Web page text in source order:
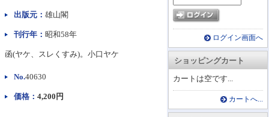
ログイン画面へ
ショッピングカート
カートは空です...
カートへ...
出版元： 雄山閣
刊行年： 昭和58年
函(ヤケ、スレくすみ)。小口ヤケ
No.40630
価格： 4,200円